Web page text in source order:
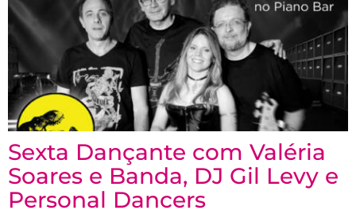
Sexta Dançante com Valéria
Soares e Banda, DJ Gil Levy e
Personal Dancers